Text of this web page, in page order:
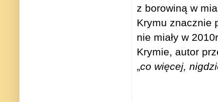
z borowiną w
Krymu znacznie
nie miały w
Krymie, autor
„co więcej,